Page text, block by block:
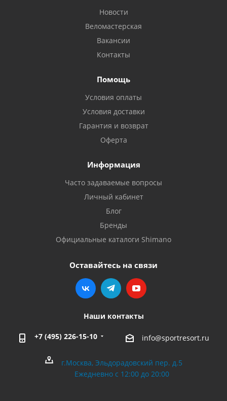
Новости
Веломастерская
Вакансии
Контакты
Помощь
Условия оплаты
Условия доставки
Гарантия и возврат
Оферта
Информация
Часто задаваемые вопросы
Личный кабинет
Блог
Бренды
Официальные каталоги Shimano
Оставайтесь на связи
Наши контакты
+7 (495) 226-15-10 info@sportresort.ru
г.Москва, Эльдорадовский пер. д.5
Ежедневно с 12:00 до 20:00